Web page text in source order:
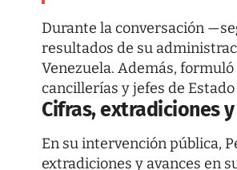
Durante la conversación
resultados de su
Venezuela. Además,
cancillerías y jefes de
Cifras, extradiciones
En su intervención pública,
extradiciones y avances en